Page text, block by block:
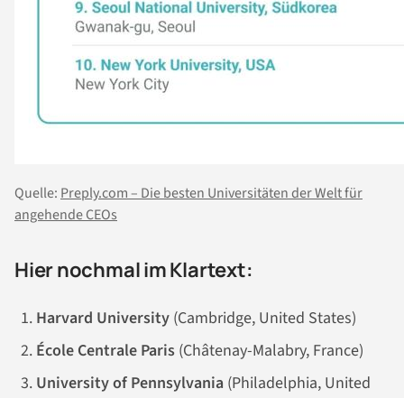
Quelle: Preply.com – Die besten Universitäten der Welt für
angehende CEOs
Hier nochmal im Klartext:
Harvard University (Cambridge, United States)
École Centrale Paris (Châtenay-Malabry, France)
University of Pennsylvania (Philadelphia, United